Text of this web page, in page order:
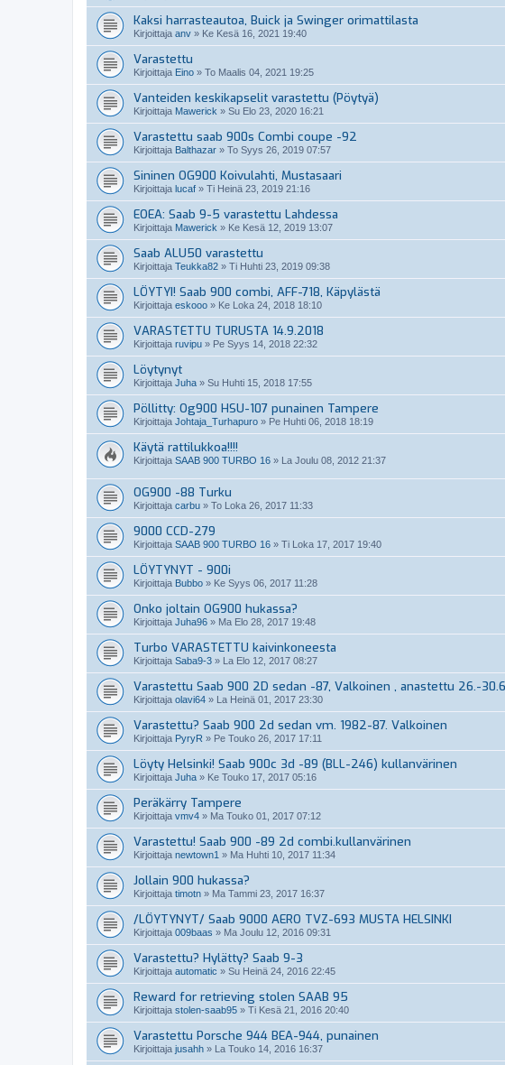
Kaksi harrasteautoa, Buick ja Swinger orimattilasta
Kirjoittaja anv » Ke Kesä 16, 2021 19:40
Varastettu
Kirjoittaja Eino » To Maalis 04, 2021 19:25
Vanteiden keskikapselit varastettu (Pöytyä)
Kirjoittaja Mawerick » Su Elo 23, 2020 16:21
Varastettu saab 900s Combi coupe -92
Kirjoittaja Balthazar » To Syys 26, 2019 07:57
Sininen OG900 Koivulahti, Mustasaari
Kirjoittaja lucaf » Ti Heinä 23, 2019 21:16
EOEA: Saab 9-5 varastettu Lahdessa
Kirjoittaja Mawerick » Ke Kesä 12, 2019 13:07
Saab ALU50 varastettu
Kirjoittaja Teukka82 » Ti Huhti 23, 2019 09:38
LÖYTYI! Saab 900 combi, AFF-718, Käpylästä
Kirjoittaja eskooo » Ke Loka 24, 2018 18:10
VARASTETTU TURUSTA 14.9.2018
Kirjoittaja ruvipu » Pe Syys 14, 2018 22:32
Löytynyt
Kirjoittaja Juha » Su Huhti 15, 2018 17:55
Pöllitty: Og900 HSU-107 punainen Tampere
Kirjoittaja Johtaja_Turhapuro » Pe Huhti 06, 2018 18:19
Käytä rattilukkoa!!!!
Kirjoittaja SAAB 900 TURBO 16 » La Joulu 08, 2012 21:37
OG900 -88 Turku
Kirjoittaja carbu » To Loka 26, 2017 11:33
9000 CCD-279
Kirjoittaja SAAB 900 TURBO 16 » Ti Loka 17, 2017 19:40
LÖYTYNYT - 900i
Kirjoittaja Bubbo » Ke Syys 06, 2017 11:28
Onko joltain OG900 hukassa?
Kirjoittaja Juha96 » Ma Elo 28, 2017 19:48
Turbo VARASTETTU kaivinkoneesta
Kirjoittaja Saba9-3 » La Elo 12, 2017 08:27
Varastettu Saab 900 2D sedan -87, Valkoinen , anastettu 26.-
Kirjoittaja olavi64 » La Heinä 01, 2017 23:30
Varastettu? Saab 900 2d sedan vm. 1982-87. Valkoinen
Kirjoittaja PyryR » Pe Touko 26, 2017 17:11
Löyty Helsinki! Saab 900c 3d -89 (BLL-246) kullanvärinen
Kirjoittaja Juha » Ke Touko 17, 2017 05:16
Peräkärry Tampere
Kirjoittaja vmv4 » Ma Touko 01, 2017 07:12
Varastettu! Saab 900 -89 2d combi.kullanvärinen
Kirjoittaja newtown1 » Ma Huhti 10, 2017 11:34
Jollain 900 hukassa?
Kirjoittaja timotn » Ma Tammi 23, 2017 16:37
/LÖYTYNYT/ Saab 9000 AERO TVZ-693 MUSTA HELSINKI
Kirjoittaja 009baas » Ma Joulu 12, 2016 09:31
Varastettu? Hylätty? Saab 9-3
Kirjoittaja automatic » Su Heinä 24, 2016 22:45
Reward for retrieving stolen SAAB 95
Kirjoittaja stolen-saab95 » Ti Kesä 21, 2016 20:40
Varastettu Porsche 944 BEA-944, punainen
Kirjoittaja jusahh » La Touko 14, 2016 16:37